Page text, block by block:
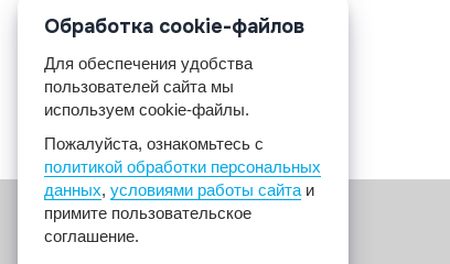
Обработка cookie-файлов
Для обеспечения удобства
пользователей сайта мы
используем cookie-файлы.
Пожалуйста, ознакомьтесь с
политикой обработки персональных
данных, условиями работы сайта и
примите пользовательское
соглашение.